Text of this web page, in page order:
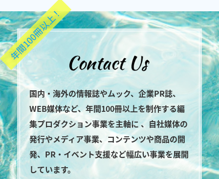
年間100冊以上！
国内・海外の情報誌やムック、企業PR誌、
WEB媒体など、年間100冊以上を制作する編
集プロダクション事業を主軸に 、自社媒体の
発行やメディア事業、コンテンツや商品の開
発、PR・イベント支援など幅広い事業を展開
しています。